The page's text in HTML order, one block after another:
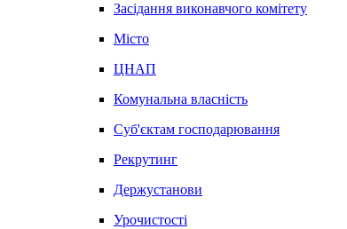
Засідання виконавчого комітету
Місто
ЦНАП
Комунальна власність
Суб'єктам господарювання
Рекрутинг
Держустанови
Урочистості